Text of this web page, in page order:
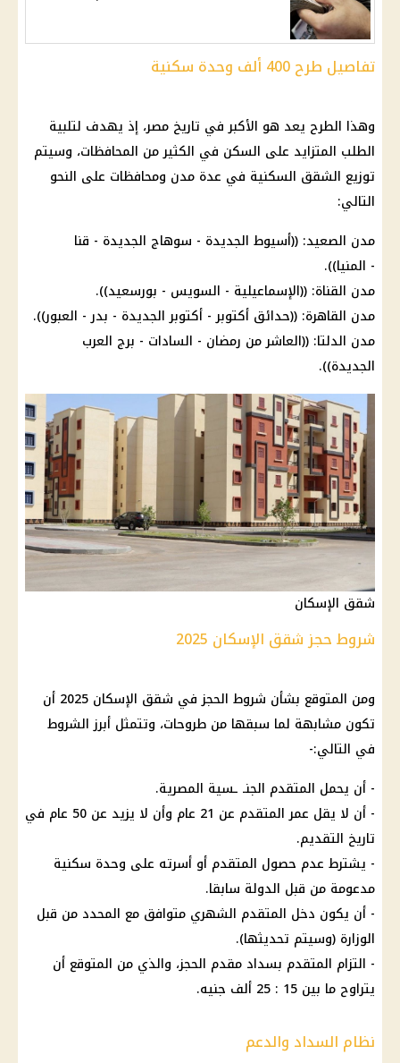
تفاصيل طرح 400 ألف وحدة سكنية
وهذا الطرح يعد هو الأكبر في تاريخ مصر، إذ يهدف لتلبية
الطلب المتزايد على السكن في الكثير من المحافظات، وسيتم
توزيع الشقق السكنية في عدة مدن ومحافظات على النحو
التالي:
مدن الصعيد: ((أسيوط الجديدة - سوهاج الجديدة - قنا
- المنيا)).
مدن القناة: ((الإسماعيلية - السويس - بورسعيد)).
مدن القاهرة: ((حدائق أكتوبر- أكتوبر الجديدة - بدر - العبور)).
مدن الدلتا: ((العاشر من رمضان - السادات - برج العرب
الجديدة)).
شقق الإسكان
شروط حجز شقق الإسكان 2025
ومن المتوقع بشأن شروط الحجز في شقق الإسكان 2025 أن
تكون مشابهة لما سبقها من طروحات، وتتمثل أبرز الشروط
في التالي:-
- أن يحمل المتقدم الجنـ ـسية المصرية.
- أن لا يقل عمر المتقدم عن 21 عام وأن لا يزيد عن 50 عام في
تاريخ التقديم.
- يشترط عدم حصول المتقدم أو أسرته على وحدة سكنية
مدعومة من قبل الدولة سابقا.
- أن يكون دخل المتقدم الشهري متوافق مع المحدد من قبل
الوزارة (وسيتم تحديثها).
- التزام المتقدم بسداد مقدم الحجز، والذي من المتوقع أن
يتراوح ما بين 15 : 25 ألف جنيه.
نظام السداد والدعم